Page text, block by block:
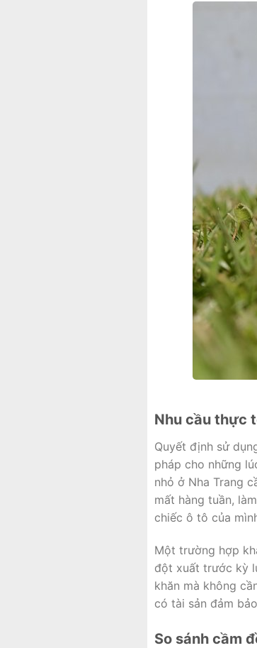
Nhu cầu thực
Quyết định sử
pháp cho những
nhỏ ở Nha Trang
mất hàng tuần,
chiếc ô tô của
Một trường hợp
đột xuất trước kỳ
khăn mà không
có tài sản đảm
So sánh cầm